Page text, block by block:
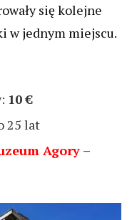
się kolejne
w jednym miejscu.
10 €
25 lat
Agory –